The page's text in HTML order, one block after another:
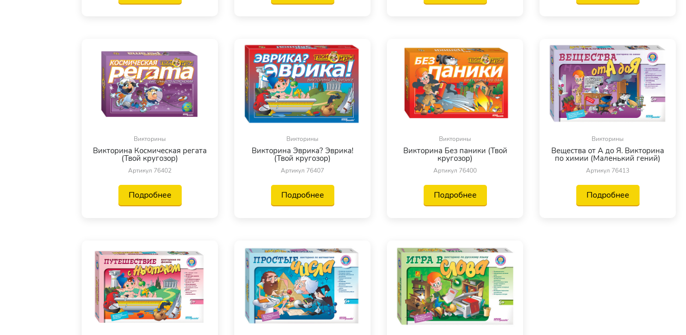
Викторины
Викторина Космическая регата
(Твой кругозор)
Артикул 76402
Подробнее
Викторины
Викторина Эврика? Эврика!
(Твой кругозор)
Артикул 76407
Подробнее
Викторины
Викторина Без паники (Твой
кругозор)
Артикул 76400
Подробнее
Викторины
Вещества от А до Я. Викторина
по химии (Маленький гений)
Артикул 76413
Подробнее